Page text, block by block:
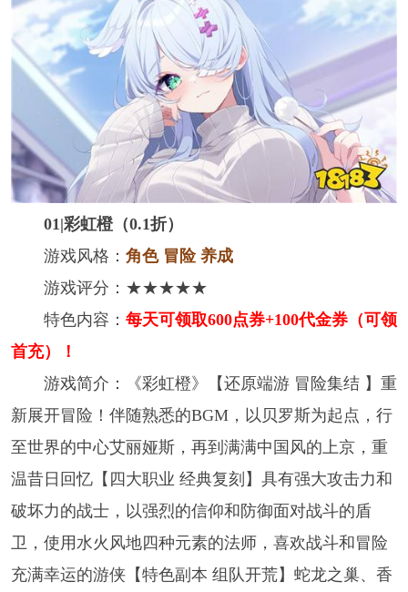
01|彩虹橙（0.1折）
游戏风格： 角色 冒险 养成
游戏评分：★★★★★
特色内容： 每天可领取600点券+100代金券（可领
首充）！
游戏简介：《彩虹橙》【还原端游 冒险集结 】重
新展开冒险！伴随熟悉的BGM，以贝罗斯为起点，行
至世界的中心艾丽娅斯，再到满满中国风的上京，重
温昔日回忆【四大职业 经典复刻】具有强大攻击力和
破坏力的战士，以强烈的信仰和防御面对战斗的盾
卫，使用水火风地四种元素的法师，喜欢战斗和冒险
充满幸运的游侠【特色副本 组队开荒】蛇龙之巢、香